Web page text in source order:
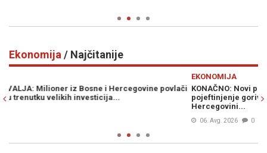
Ekonomija / Najčitanije
KONAČNO: Novi pad cijena nafte, evo kada se očekuje
pojeftinjenje goriva na benzinskim pumpama u Bosni i